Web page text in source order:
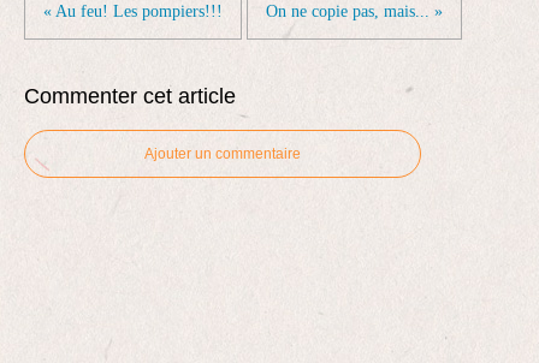
« Au feu! Les pompiers!!! On ne copie pas, mais... »
Commenter cet article
Ajouter un commentaire